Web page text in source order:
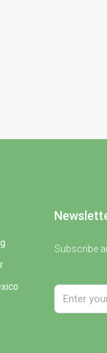
Subscribe